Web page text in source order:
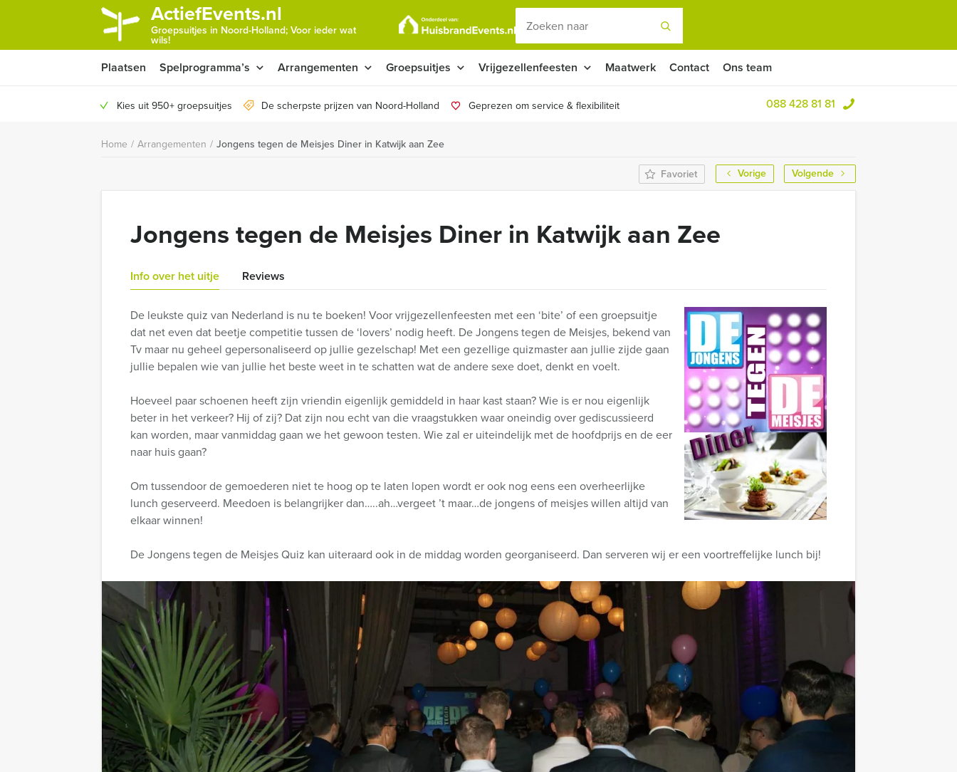
ActiefEvents.nl
Groepsuitjes in Noord-Holland; Voor ieder wat
wils!
Plaatsen Spelprogramma’s Arrangementen Groepsuitjes Vrijgezellenfeesten Maatwerk Contact Ons team
Kies uit 950+ groepsuitjes De scherpste prijzen van Noord-Holland Geprezen om service & flexibiliteit 088 428 81 81
Home / Arrangementen / Jongens tegen de Meisjes Diner in Katwijk aan Zee
Vorige
Volgende
Favoriet
Jongens tegen de Meisjes Diner in Katwijk aan Zee
Info over het uitje Reviews
De leukste quiz van Nederland is nu te boeken! Voor vrijgezellenfeesten met een ‘bite’ of een groepsuitje
dat net even dat beetje competitie tussen de ‘lovers’ nodig heeft. De Jongens tegen de Meisjes, bekend van
Tv maar nu geheel gepersonaliseerd op jullie gezelschap! Met een gezellige quizmaster aan jullie zijde gaan
jullie bepalen wie van jullie het beste weet in te schatten wat de andere sexe doet, denkt en voelt.
Hoeveel paar schoenen heeft zijn vriendin eigenlijk gemiddeld in haar kast staan? Wie is er nou eigenlijk
beter in het verkeer? Hij of zij? Dat zijn nou echt van die vraagstukken waar oneindig over gediscussieerd
kan worden, maar vanmiddag gaan we het gewoon testen. Wie zal er uiteindelijk met de hoofdprijs en de eer
naar huis gaan?
Om tussendoor de gemoederen niet te hoog op te laten lopen wordt er ook nog eens een overheerlijke
lunch geserveerd. Meedoen is belangrijker dan…..ah…vergeet ’t maar…de jongens of meisjes willen altijd van
elkaar winnen!
De Jongens tegen de Meisjes Quiz kan uiteraard ook in de middag worden georganiseerd. Dan serveren wij er een voortreffelijke lunch bij!